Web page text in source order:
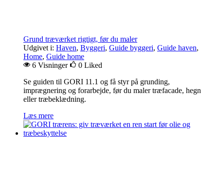
Grund træværket rigtigt, før du maler
Udgivet i: Haven, Byggeri, Guide byggeri, Guide haven,
Home, Guide home
6 Visninger
0 Liked
Se guiden til GORI 11.1 og få styr på grunding,
imprægnering og forarbejde, før du maler træfacade, hegn
eller træbeklædning.
Læs mere